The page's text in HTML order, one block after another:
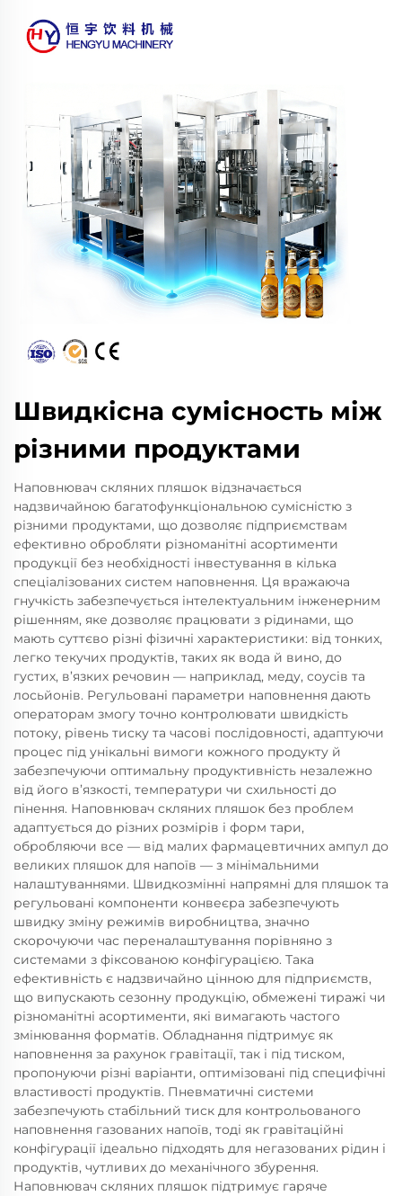
Швидкісна сумісность між
різними продуктами
Наповнювач скляних пляшок відзначається
надзвичайною багатофункціональною сумісністю з
різними продуктами, що дозволяє підприємствам
ефективно обробляти різноманітні асортименти
продукції без необхідності інвестування в кілька
спеціалізованих систем наповнення. Ця вражаюча
гнучкість забезпечується інтелектуальним інженерним
рішенням, яке дозволяє працювати з рідинами, що
мають суттєво різні фізичні характеристики: від тонких,
легко текучих продуктів, таких як вода й вино, до
густих, в’язких речовин — наприклад, меду, соусів та
лосьйонів. Регульовані параметри наповнення дають
операторам змогу точно контролювати швидкість
потоку, рівень тиску та часові послідовності, адаптуючи
процес під унікальні вимоги кожного продукту й
забезпечуючи оптимальну продуктивність незалежно
від його в’язкості, температури чи схильності до
пінення. Наповнювач скляних пляшок без проблем
адаптується до різних розмірів і форм тари,
обробляючи все — від малих фармацевтичних ампул до
великих пляшок для напоїв — з мінімальними
налаштуваннями. Швидкозмінні напрямні для пляшок та
регульовані компоненти конвеєра забезпечують
швидку зміну режимів виробництва, значно
скорочуючи час переналаштування порівняно з
системами з фіксованою конфігурацією. Така
ефективність є надзвичайно цінною для підприємств,
що випускають сезонну продукцію, обмежені тиражі чи
різноманітні асортименти, які вимагають частого
змінювання форматів. Обладнання підтримує як
наповнення за рахунок гравітації, так і під тиском,
пропонуючи різні варіанти, оптимізовані під специфічні
властивості продуктів. Пневматичні системи
забезпечують стабільний тиск для контрольованого
наповнення газованих напоїв, тоді як гравітаційні
конфігурації ідеально підходять для негазованих рідин і
продуктів, чутливих до механічного збурення.
Наповнювач скляних пляшок підтримує гаряче